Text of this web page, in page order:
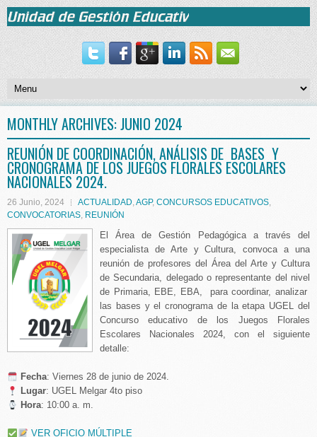
MONTHLY ARCHIVES:JUNIO 2024
REUNIÓN DE COORDINACIÓN, ANÁLISIS DE BASES Y
CRONOGRAMA DE LOS JUEGOS FLORALES ESCOLARES
NACIONALES 2024.
26 Junio, 2024 ACTUALIDAD,AGP, CONCURSOS EDUCATIVOS,
CONVOCATORIAS, REUNIÓN
El Área de Gestión Pedagógica a través del
especialista de Arte y Cultura, convoca a una
reunión de profesores del Área del Arte y Cultura
de Secundaria, delegado o representante del nivel
de Primaria, EBE, EBA, para coordinar, analizar
las bases y el cronograma de la etapa UGEL del
Concurso educativo de los Juegos Florales
Escolares Nacionales 2024, con el siguiente
detalle:
️ Fecha: Viernes 28 de junio de 2024.
Lugar: UGEL Melgar 4to piso
Hora: 10:00 a. m.
VER OFICIO MÚLTIPLE